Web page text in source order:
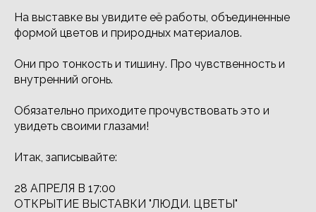
На выставке вы увидите её работы, объединенные
формой цветов и природных материалов.
Они про тонкость и тишину. Про чувственность и
внутренний огонь.
Обязательно приходите прочувствовать это и
увидеть своими глазами!
Итак, записывайте:
28 АПРЕЛЯ В 17:00
ОТКРЫТИЕ ВЫСТАВКИ "ЛЮДИ. ЦВЕТЫ"